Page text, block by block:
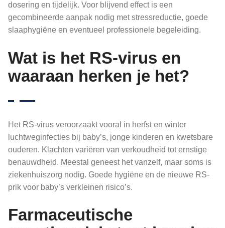
dosering en tijdelijk. Voor blijvend effect is een
gecombineerde aanpak nodig met stressreductie, goede
slaaphygiëne en eventueel professionele begeleiding.
Wat is het RS-virus en
waaraan herken je het?
Het RS-virus veroorzaakt vooral in herfst en winter
luchtweginfecties bij baby’s, jonge kinderen en kwetsbare
ouderen. Klachten variëren van verkoudheid tot ernstige
benauwdheid. Meestal geneest het vanzelf, maar soms is
ziekenhuiszorg nodig. Goede hygiëne en de nieuwe RS-
prik voor baby’s verkleinen risico’s.
Farmaceutische